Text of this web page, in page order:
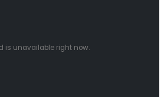
is unavailable right now.